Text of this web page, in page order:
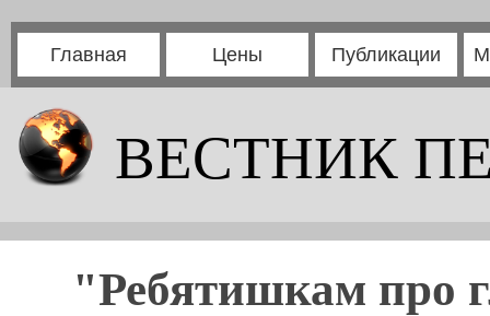
Главная Цены Публикации
ВЕСТНИК
"Ребятишкам про